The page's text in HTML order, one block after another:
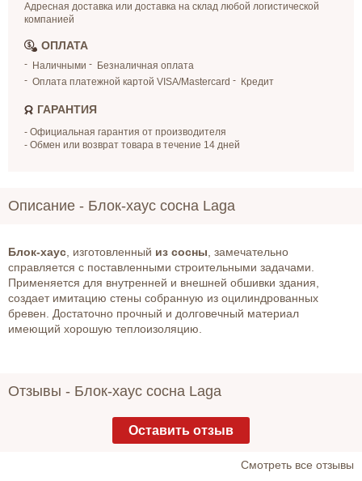
Адресная доставка или доставка на склад любой логистической
компанией
ОПЛАТА
Наличными
Безналичная оплата
Оплата платежной картой VISA/Mastercard
Кредит
ГАРАНТИЯ
- Официальная гарантия от производителя
- Обмен или возврат товара в течение 14 дней
Описание - Блок-хаус сосна Laga
Блок-хаус, изготовленный из сосны, замечательно
справляется с поставленными строительными задачами.
Применяется для внутренней и внешней обшивки здания,
создает имитацию стены собранную из оцилиндрованных
бревен. Достаточно прочный и долговечный материал
имеющий хорошую теплоизоляцию.
Отзывы - Блок-хаус сосна Laga
Оставить отзыв
Cмотреть все отзывы